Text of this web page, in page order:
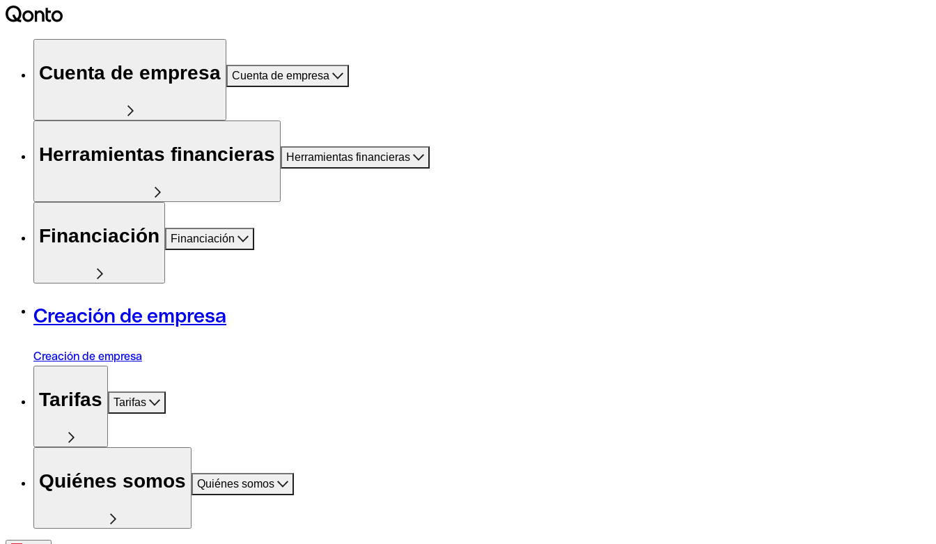
Cuenta de empresa Cuenta de empresa
Herramientas financieras Herramientas financieras
Financiación Financiación
Creación de empresa
Creación de empresa
Tarifas Tarifas
Quiénes somos Quiénes somos